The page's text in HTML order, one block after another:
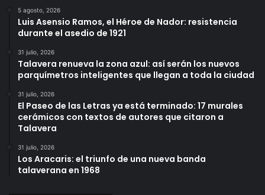
5 agosto, 2026
Luis Asensio Ramos, el Héroe de Nador: resistencia
durante el asedio de 1921
31 julio, 2026
Talavera renueva la zona azul: así serán los nuevos
parquímetros inteligentes que llegan a toda la ciudad
31 julio, 2026
El Paseo de las Letras ya está terminado: 17 murales
cerámicos con textos de autores que citaron a
Talavera
31 julio, 2026
Los Aracaris: el triunfo de una nueva banda
talaverana en 1968